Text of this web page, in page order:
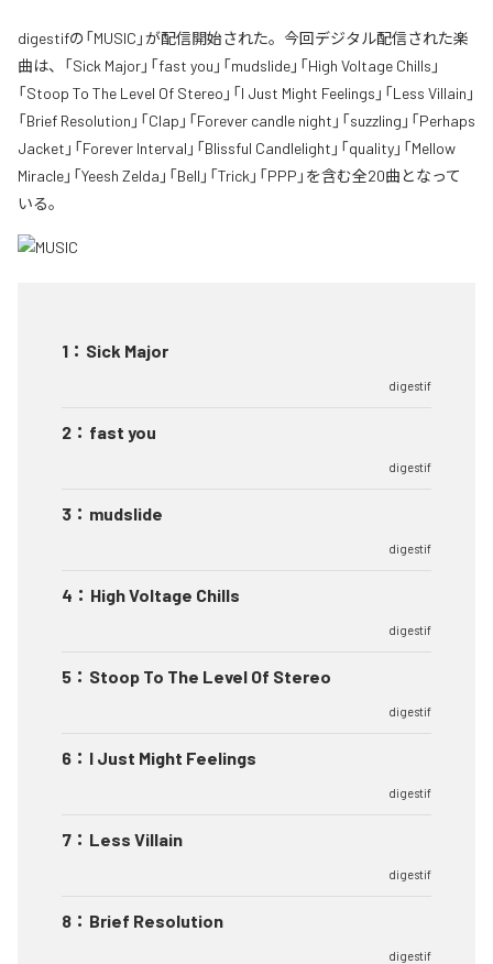
digestifの「MUSIC」が配信開始された。今回デジタル配信された楽
曲は、「Sick Major」「fast you」「mudslide」「High Voltage Chills」
「Stoop To The Level Of Stereo」「I Just Might Feelings」「Less Villain」
「Brief Resolution」「Clap」「Forever candle night」「suzzling」「Perhaps
Jacket」「Forever Interval」「Blissful Candlelight」「quality」「Mellow
Miracle」「Yeesh Zelda」「Bell」「Trick」「PPP」を含む全20曲となって
いる。
1 ： Sick Major
digestif
2 ： fast you
digestif
3 ： mudslide
digestif
4 ： High Voltage Chills
digestif
5 ： Stoop To The Level Of Stereo
digestif
6 ： I Just Might Feelings
digestif
7 ： Less Villain
digestif
8 ： Brief Resolution
digestif